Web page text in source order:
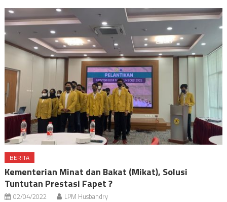
BERITA
Kementerian Minat dan Bakat (Mikat), Solusi
Tuntutan Prestasi Fapet ?
02/04/2022 LPM Husbandry